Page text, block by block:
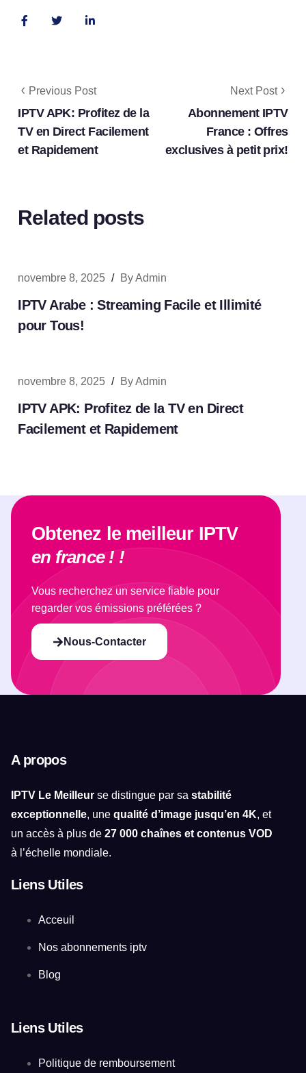
Previous Post
IPTV APK: Profitez de la
TV en Direct Facilement
et Rapidement
Next Post
Abonnement IPTV
France : Offres
exclusives à petit prix!
Related posts
novembre 8, 2025 / ByAdmin
IPTV Arabe : Streaming Facile et Illimité
pour Tous!
novembre 8, 2025 / ByAdmin
IPTV APK: Profitez de la TV en Direct
Facilement et Rapidement
Obtenez le meilleur IPTV
en france ! !
Vous recherchez un service fiable pour
regarder vos émissions préférées ?
Nous-Contacter
A propos
IPTV Le Meilleur se distingue par sa stabilité
exceptionnelle, une qualité d’image jusqu’en 4K, et
un accès à plus de 27 000 chaînes et contenus VOD
à l’échelle mondiale.
Liens Utiles
Acceuil
Nos abonnements iptv
Blog
Liens Utiles
Politique de remboursement